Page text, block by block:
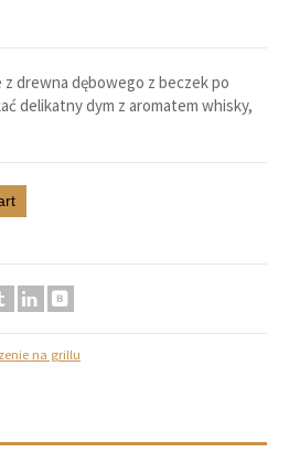
drewna dębowego z beczek po
delikatny dym z aromatem whisky,
na grillu